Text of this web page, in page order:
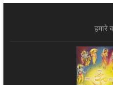
हमारे